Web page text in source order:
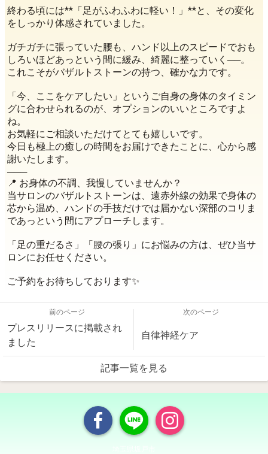
終わる頃には**「足がふわふわに軽い！」**と、その変化
をしっかり体感されていました。
​ガチガチに張っていた腰も、ハンド以上のスピードでおも
しろいほどあっという間に緩み、綺麗に整っていく──。
これこそがバザルトストーンの持つ、確かな力です。
​「今、ここをケアしたい」というご自身の身体のタイミン
グに合わせられるのが、オプションのいいところですよ
ね。
お気軽にご相談いただけてとても嬉しいです。
​今日も極上の癒しの時間をお届けできたことに、心から感
謝いたします。
​───
📍 お身体の不調、我慢していませんか？
当サロンのバザルトストーンは、遠赤外線の効果で身体の
芯から温め、ハンドの手技だけでは届かない深部のコリま
であっという間にアプローチします。
​「足の重だるさ」「腰の張り」にお悩みの方は、ぜひ当サ
ロンにお任せください。
ご予約をお待ちしております✨
前のページ
プレスリリースに掲載され
ました
次のページ
自律神経ケア
記事一覧を見る